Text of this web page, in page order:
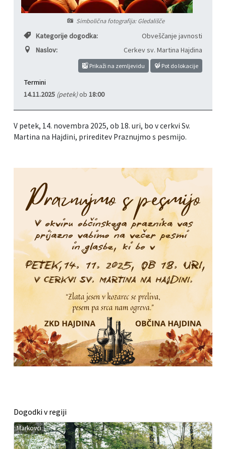
Simbolična fotografija: Gledališče
Kategorije dogodka:
Obveščanje javnosti
Naslov:
Cerkev sv. Martina Hajdina
Prikaži na zemljevidu Pot do lokacije
Termini
14.11.2025 (petek)ob 18:00
V petek, 14. novembra 2025, ob 18. uri, bo v cerkvi Sv.
Martina na Hajdini, prireditev Praznujmo s pesmijo.
Dogodki v regiji
Markovci
Informacije javnega značaja
Vizitka občine
Javni razpisi, natečaji, namere...
Projekti in investicije
Občinski časopis Hajdinčan
Napovedniki SIP TV